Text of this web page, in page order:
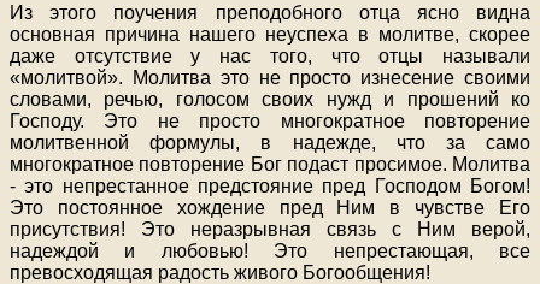
Из этого поучения преподобного отца ясно видна
основная причина нашего неуспеха в молитве, скорее
даже отсутствие у нас того, что отцы называли
«молитвой». Молитва это не просто изнесение своими
словами, речью, голосом своих нужд и прошений ко
Господу. Это не просто многократное повторение
молитвенной формулы, в надежде, что за само
многократное повторение Бог подаст просимое. Молитва
- это непрестанное предстояние пред Господом Богом!
Это постоянное хождение пред Ним в чувстве Его
присутствия! Это неразрывная связь с Ним верой,
надеждой и любовью! Это непрестающая, все
превосходящая радость живого Богообщения!